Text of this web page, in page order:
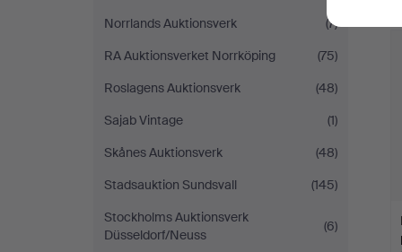
Norrlands Auktionsverk
(7)
RA Auktionsverket Norrköping
(75)
Roslagens Auktionsverk
(48)
Sajab Vintage
(1)
Skånes Auktionsverk
(48)
Stadsauktion Sundsvall
(145)
Stockholms Auktionsverk
Düsseldorf/Neuss
(6)